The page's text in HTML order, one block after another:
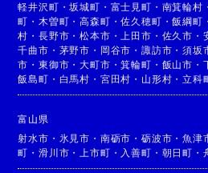
軽井沢町 ・坂城町 ・ 富士見町 ・ 南箕輪村 ・
町 ・ 木曽町 ・高森町 ・佐久穂町 ・飯綱町 ・
村 ・長野市 ・松本市 ・ 上田市 ・ 佐久市 ・
千曲市 ・ 茅野市 ・ 岡谷市 ・諏訪市 ・須坂
市 ・東御市 ・大町市 ・箕輪町 ・ 飯山市 ・
飯島町 ・ 白馬村 ・ 宮田村 ・ 山形村 ・立科
富山県
射水市 ・ 氷見市 ・ 南砺市 ・砺波市 ・魚津
町 ・滑川市 ・ 上市町 ・ 入善町 ・ 朝日町 ・